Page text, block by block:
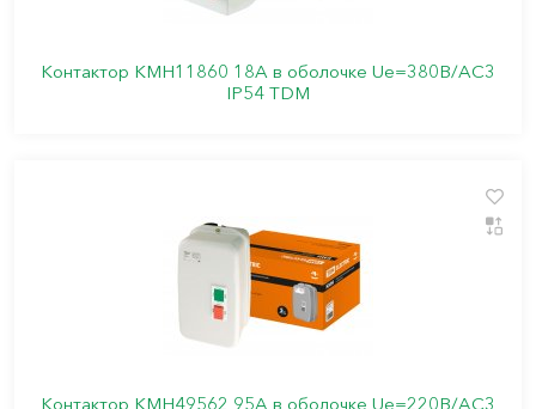
Контактор КМН11860 18А в оболочке Ue=380В/АС3
IP54 TDM
Контактор КМН49562 95А в оболочке Ue=220В/АC3